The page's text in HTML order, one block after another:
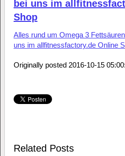
bei uns im
Shop
Alles rund um Omega 3
uns im allfitnessfactory.de Online
Originally posted 2016-10-15
Related Posts